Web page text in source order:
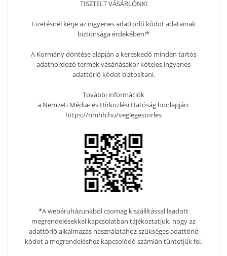
TISZTELT VÁSÁRLÓNK!
Fizetésnél kérje az ingyenes adattörlő kódot adatainak
biztonsága érdekében!*
A Kormány döntése alapján a kereskedő minden tartós
adathordozó termék vásárlásakor köteles ingyenes
adattörlő kódot biztosítani.
További információk
a Nemzeti Média- és Hírközlési Hatóság honlapján:
https://nmhh.hu/veglegestorles
*A webáruházunkból csomag kiszállítással leadott
megrendelésekkel kapcsolatban tájékoztatjuk, hogy az
adattörlő alkalmazás használatához szükséges adattörlő
kódot a megrendeléshez kapcsolódó számlán tüntetjük fel.